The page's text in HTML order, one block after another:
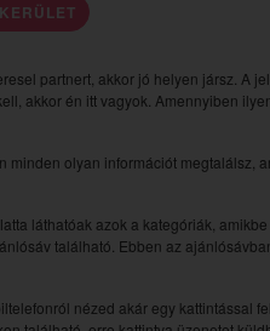
partnert, akkor jó helyen jársz. A
akkor én itt vagyok. Amennyiben
olyan információt megtalálsz,
láthatóak azok a kategóriák, amikbe
található. Ebben az
nézed akár egy kattintással